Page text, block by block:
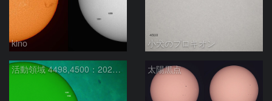
kino 小犬のプロキオン
活動領域 4498,4500：2026/08/08 太陽黒点